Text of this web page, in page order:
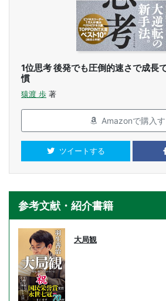
1位思考 後発でも圧倒的速さで成長
慣
猿渡 歩 著
Amazonで購入す
ツイートする
参考文献・紹介書籍
大局観